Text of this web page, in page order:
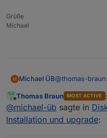
Grüße
Michael
Michael ÜB@thomas-braun
Danke hier und
Online
Thomas Braun MOST ACTIVE
@michael-üb sagte in
Installation und upgrade: